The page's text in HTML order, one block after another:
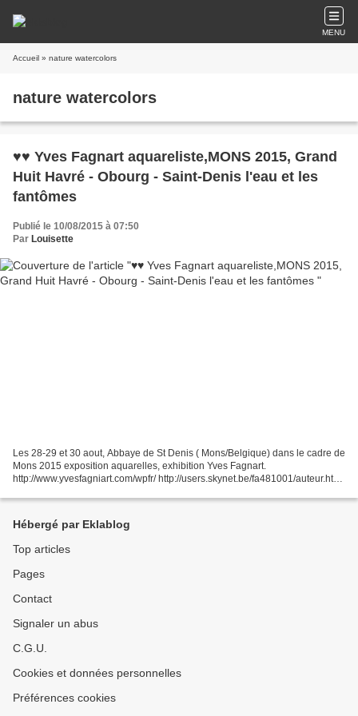
MENU
Accueil » nature watercolors
nature watercolors
♥♥ Yves Fagnart aquareliste,MONS 2015, Grand
Huit Havré - Obourg - Saint-Denis l'eau et les
fantômes
Publié le 10/08/2015 à 07:50
Par Louisette
Les 28-29 et 30 aout, Abbaye de St Denis ( Mons/Belgique) dans le cadre de
Mons 2015 exposition aquarelles, exhibition Yves Fagnart.
http://www.yvesfagniart.com/wpfr/ http://users.skynet.be/fa481001/auteur.htm
Hébergé par Eklablog
Top articles
Pages
Contact
Signaler un abus
C.G.U.
Cookies et données personnelles
Préférences cookies